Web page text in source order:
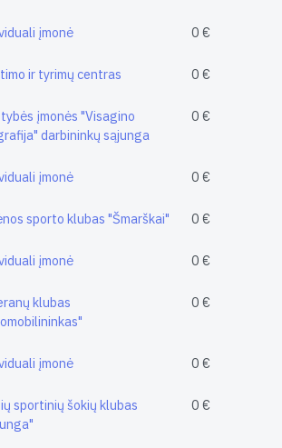
įmonė 0 €
ir tyrimų centras 0 €
įmonės "Visagino
darbininkų sąjunga
0 €
įmonė 0 €
sporto klubas "Šmarškai" 0 €
įmonė 0 €
klubas
0 €
įmonė 0 €
sportinių šokių klubas
0 €